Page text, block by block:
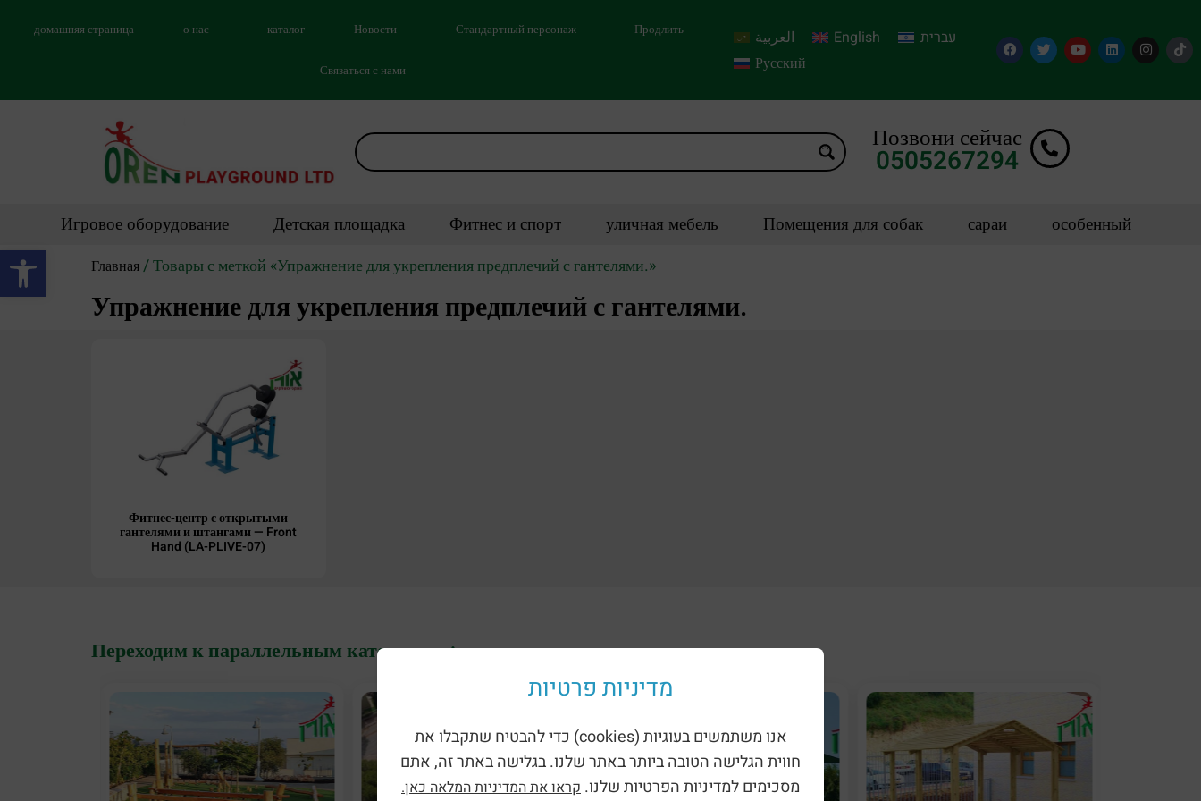
Открыть панель инструментов
домашняя страница о нас каталог Новости Стандартный персонаж Продлить
Связаться с нами
العربية English
עברית
Русский
Позвони сейчас
0505267294
Игровое оборудование Детская площадка Фитнес и спорт уличная мебель Помещения для собак сараи особенный
Главная/ Товары с меткой «Упражнение для укрепления предплечий с гантелями.»
Упражнение для укрепления предплечий с гантелями.
Фитнес-центр с открытыми
гантелями и штангами — Front
Hand (LA-PLIVE-07)
Переходим к параллельным категориям:
מדיניות פרטיות
אנו משתמשים בעוגיות (cookies) כדי להבטיח שתקבלו את
חווית הגלישה הטובה ביותר באתר שלנו. בגלישה באתר זה, אתם
מסכימים למדיניות הפרטיות שלנו. קראו את המדיניות המלאה כאן.